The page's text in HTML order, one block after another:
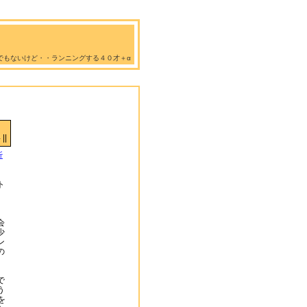
ないけど・・ランニングする４０才＋α